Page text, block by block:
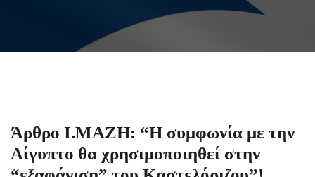
Άρθρο Ι.ΜΑΖΗ: “Η συμφωνία με την
Αίγυπτο θα χρησιμοποιηθεί στην